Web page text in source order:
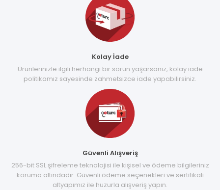
Kolay İade
Ürünlerinizle ilgili herhangi bir sorun yaşarsanız, kolay iade
politikamız sayesinde zahmetsizce iade yapabilirsiniz.
Güvenli Alışveriş
256-bit SSL şifreleme teknolojisi ile kişisel ve ödeme bilgileriniz
koruma altındadır. Güvenli ödeme seçenekleri ve sertifikalı
altyapımız ile huzurla alışveriş yapın.